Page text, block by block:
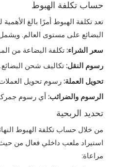
حساب تكلفة الهبوط
تعد تكلفة الهبوط أمرًا بالغ
البضائع على مستوى العالم.
سعر الشراء: تكلفة البضاعة من
رسوم النقل: تكاليف شحن البضائع.
تحويل العملة: رسوم تحويل
الرسوم والضرائب: أي رسوم
تحديد الربحية
من خلال حساب تكلفة الهبوط
استيراد ملعب داخلي فعال من
مراعاة: